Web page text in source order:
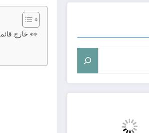
خارج قائمة المنتخب لكأس الأمم 🏆… الغندور يكشف حقيقة عودة عبد المنعم للأهلي 👀